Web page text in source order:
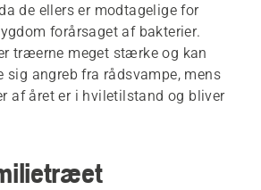
de ellers er modtagelige for
forårsaget af bakterier.
træerne meget stærke og kan
sig angreb fra rådsvampe, mens
af året er i hviletilstand og bliver